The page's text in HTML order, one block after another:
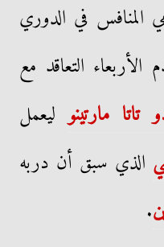
المنافس في الدوري
الأربعاء التعاقد مع
تاتا مارتينوليعمل
الذي سبق أن دربه
.